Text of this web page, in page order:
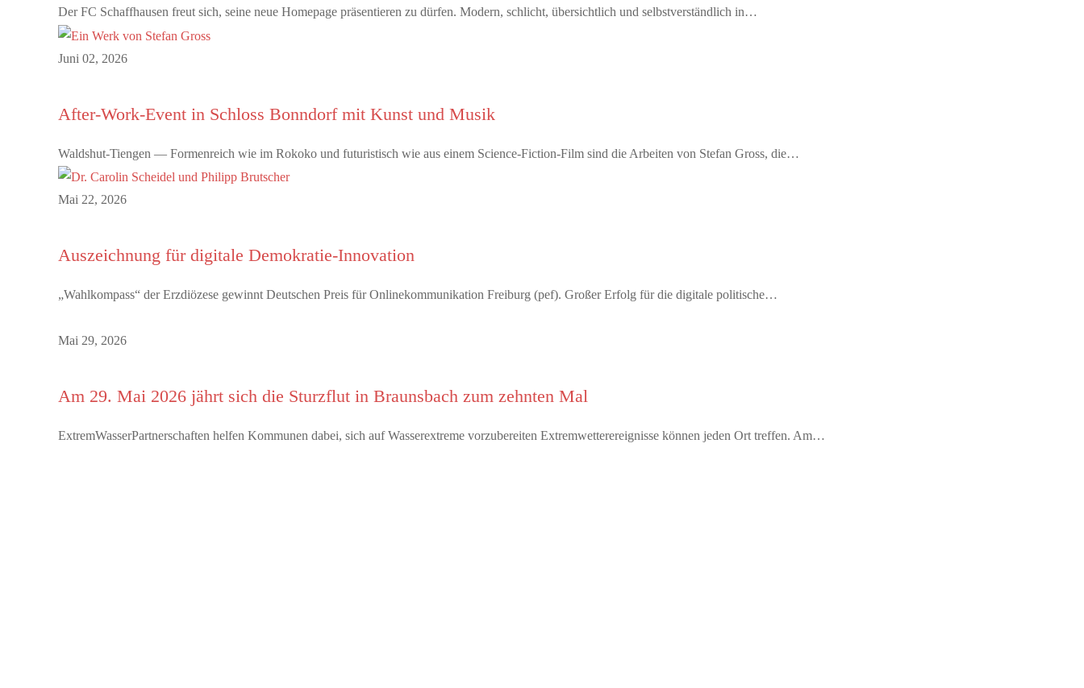
Der FC Schaffhausen freut sich, seine neue Homepage präsentieren zu dürfen. Modern, schlicht, übersichtlich und selbstverständlich in…
Juni 02, 2026
After-Work-Event in Schloss Bonndorf mit Kunst und Musik
Waldshut-Tiengen — Formenreich wie im Rokoko und futuristisch wie aus einem Science-Fiction-Film sind die Arbeiten von Stefan Gross, die…
Mai 22, 2026
Auszeichnung für digitale Demokratie-Innovation
„Wahlkompass“ der Erzdiözese gewinnt Deutschen Preis für Onlinekommunikation Freiburg (pef). Großer Erfolg für die digitale politische…
Mai 29, 2026
Am 29. Mai 2026 jährt sich die Sturzflut in Braunsbach zum zehnten Mal
ExtremWasserPartnerschaften helfen Kommunen dabei, sich auf Wasserextreme vorzubereiten Extremwetterereignisse können jeden Ort treffen. Am…